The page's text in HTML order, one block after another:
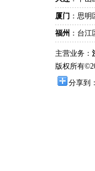
厦门 ：思
福州 ：台
主营业务：
版权所有
分享到：